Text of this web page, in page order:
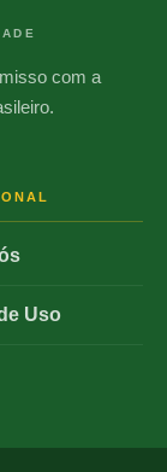
com a
Uso